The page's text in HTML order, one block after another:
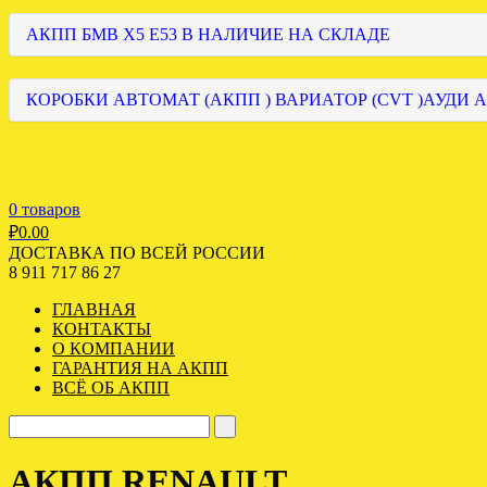
АКПП БМВ Х5 Е53 В НАЛИЧИЕ НА СКЛАДЕ
КОРОБКИ АВТОМАТ (АКПП ) ВАРИАТОР (CVT )АУДИ
0 товаров
₽0.00
ДОСТАВКА ПО ВСЕЙ РОССИИ
8 911 717 86 27
ГЛАВНАЯ
КОНТАКТЫ
О КОМПАНИИ
ГАРАНТИЯ НА АКПП
ВСЁ ОБ АКПП